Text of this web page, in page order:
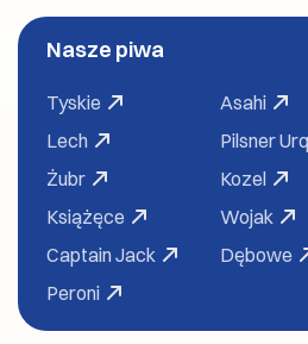
Nasze piwa
Tyskie
Lech
Żubr
Książęce
Captain Jack
Peroni
Asahi
Pilsner
Kozel
Wojak
Dębowe